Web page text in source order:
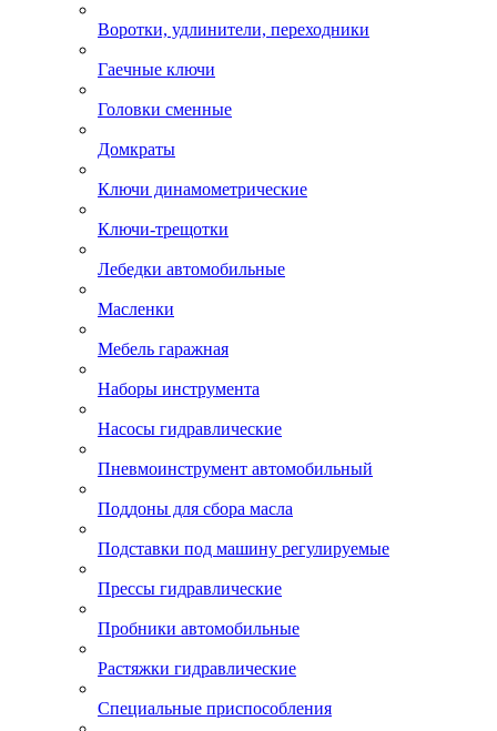
Воротки, удлинители, переходники
Гаечные ключи
Головки сменные
Домкраты
Ключи динамометрические
Ключи-трещотки
Лебедки автомобильные
Масленки
Мебель гаражная
Наборы инструмента
Насосы гидравлические
Пневмоинструмент автомобильный
Поддоны для сбора масла
Подставки под машину регулируемые
Прессы гидравлические
Пробники автомобильные
Растяжки гидравлические
Специальные приспособления